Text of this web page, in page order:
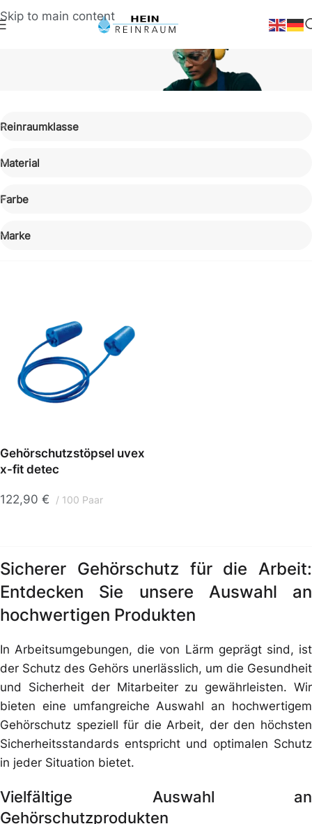
Skip to main content
Bekleidung
Reinraumklasse
Material
Farbe
Marke
Gehörschutzstöpsel uvex
x-fit detec
122,90 € 100 Paar
Sicherer Gehörschutz für die Arbeit:
Entdecken Sie unsere Auswahl an
hochwertigen Produkten
In Arbeitsumgebungen, die von Lärm geprägt sind, ist
der Schutz des Gehörs unerlässlich, um die Gesundheit
und Sicherheit der Mitarbeiter zu gewährleisten. Wir
bieten eine umfangreiche Auswahl an hochwertigem
Gehörschutz speziell für die Arbeit, der den höchsten
Sicherheitsstandards entspricht und optimalen Schutz
in jeder Situation bietet.
Vielfältige Auswahl an
Gehörschutzprodukten